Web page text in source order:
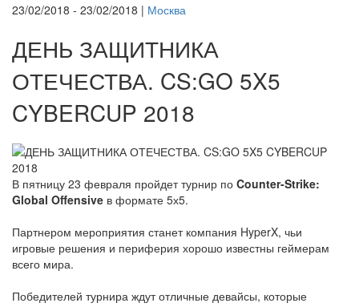
23/02/2018 - 23/02/2018 | Москва
ДЕНЬ ЗАЩИТНИКА
ОТЕЧЕСТВА. CS:GO 5X5
CYBERCUP 2018
В пятницу 23 февраля пройдет турнир по Counter-Strike:
Global Offensive в формате 5х5.
Партнером мероприятия станет компания HyperX, чьи
игровые решения и периферия хорошо известны геймерам
всего мира.
Победителей турнира ждут отличные девайсы, которые